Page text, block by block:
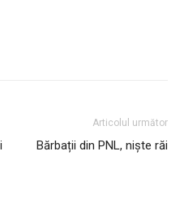
Articolul următor
Bărbații din PNL, niște răi